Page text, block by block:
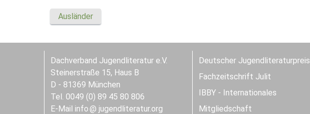
Ausländer
Dachverband Jugendliteratur e.V.
Steinerstraße 15, Haus B
D - 81369 München
Tel. 0049 (0) 89 45 80 806
E-Mail info jugendliteratur.org
Deutscher Jugendliteraturpreis
Fachzeitschrift Julit
IBBY - Internationales
Mitgliedschaft